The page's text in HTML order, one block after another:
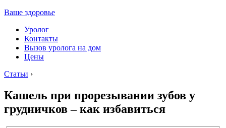
Ваше здоровье
Уролог
Контакты
Вызов уролога на дом
Цены
Статьи ›
Кашель при прорезывании зубов у
грудничков – как избавиться